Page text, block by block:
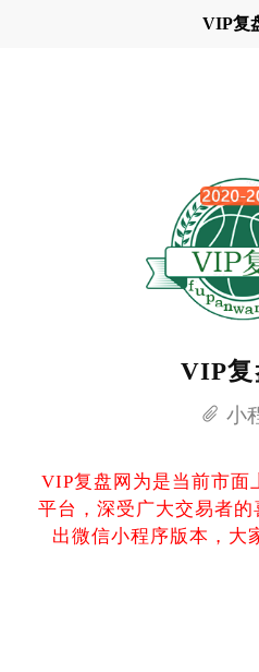
VIP复
VIP复
小
VIP复盘网为是当前市面
平台，深受广大交易者
出微信小程序版本，大